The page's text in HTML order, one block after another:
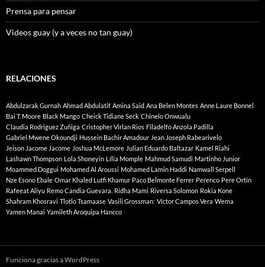
Prensa para pensar
Videos guay (y a veces no tan guay)
RELACIONES
Abdulzarak Gurnah Ahmad Abdulatif Amina Said Ana Belen Montes Anne Laure Bonnel
Bai T. Moore Black Mango Cheick Tidiane Seck Chinelo Onwualu
Claudia Rodriguez Zuñiga Cristopher Virlan Rios Filadelfo Anzola Padilla
Gabriel Mwene Okoundji Hussein Bachir Amadour Jean Joseph Rabearivelo
Jeison Jacome Jacome Joshua McLemore Julian Eduardo Baltazar Kamel Riahi
Lashawn Thompson Lola Shoneyin Lília Momple Mahmud Samudi Martinho Junior
Moammed Doggui Mohamed Al Aroussi Mohamed Lamin Haddi Namwall Serpell
Nze Esono Ebale Omar Khaled Lutfi Khamur Paco Belmonte Ferrer Perenco Pere Ortin
Rafeeat Aliyu Remo Candia Guevara. Ridha Mami Riversa Solomon Rokia Kone
Shahram Khosravi Tlotlo Tsamaase Vasili Grossman: Víctor Campos Vera Wema
Yamen Manai Yamileth Aroquipa Hancco
Funciona gracias a WordPress